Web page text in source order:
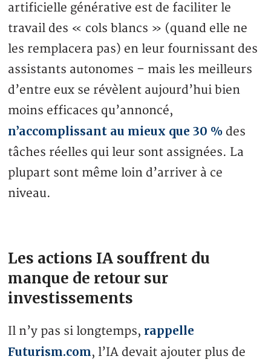
artificielle générative est de faciliter le
travail des « cols blancs » (quand elle ne
les remplacera pas) en leur fournissant des
assistants autonomes – mais les meilleurs
d’entre eux se révèlent aujourd’hui bien
moins efficaces qu’annoncé,
n’accomplissant au mieux que 30 % des
tâches réelles qui leur sont assignées. La
plupart sont même loin d’arriver à ce
niveau.
Les actions IA souffrent du
manque de retour sur
investissements
Il n’y pas si longtemps, rappelle
Futurism.com, l’IA devait ajouter plus de